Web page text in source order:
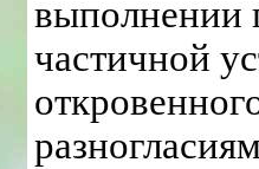
выполнении
частичной